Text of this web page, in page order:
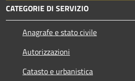
CATEGORIE DI SERVIZIO
Anagrafe e stato civile
Autorizzazioni
Catasto e urbanistica